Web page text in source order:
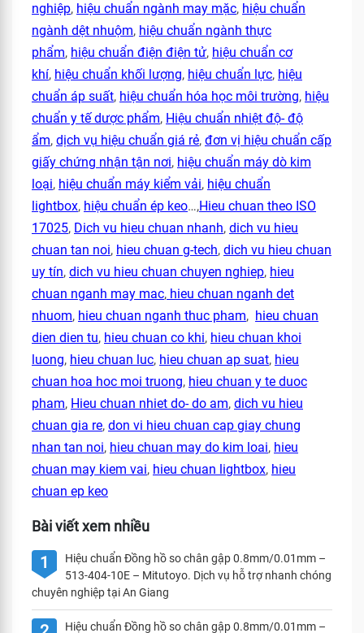
nghiệp, hiệu chuẩn ngành may mặc, hiệu chuẩn
ngành dệt nhuộm, hiệu chuẩn ngành thực
phẩm, hiệu chuẩn điện điện tử, hiệu chuẩn cơ
khí, hiệu chuẩn khối lượng, hiệu chuẩn lực, hiệu
chuẩn áp suất, hiệu chuẩn hóa học môi trường, hiệu
chuẩn y tế dược phẩm, Hiệu chuẩn nhiệt độ- độ
ẩm, dịch vụ hiệu chuẩn giá rẻ, đơn vị hiệu chuẩn cấp
giấy chứng nhận tận nơi, hiệu chuẩn máy dò kim
loại, hiệu chuẩn máy kiểm vải, hiệu chuẩn
lightbox, hiệu chuẩn ép keo…,Hieu chuan theo ISO
17025, Dich vu hieu chuan nhanh, dich vu hieu
chuan tan noi, hieu chuan g-tech, dich vu hieu chuan
uy tín, dich vu hieu chuan chuyen nghiep, hieu
chuan nganh may mac, hieu chuan nganh det
nhuom, hieu chuan nganh thuc pham, hieu chuan
dien dien tu, hieu chuan co khi, hieu chuan khoi
luong, hieu chuan luc, hieu chuan ap suat, hieu
chuan hoa hoc moi truong, hieu chuan y te duoc
pham, Hieu chuan nhiet do- do am, dich vu hieu
chuan gia re, don vi hieu chuan cap giay chung
nhan tan noi, hieu chuan may do kim loai, hieu
chuan may kiem vai, hieu chuan lightbox, hieu
chuan ep keo
Bài viết xem nhiều
1
Hiệu chuẩn Đồng hồ so chân gập 0.8mm/0.01mm –
513-404-10E – Mitutoyo. Dịch vụ hỗ trợ nhanh chóng
chuyên nghiệp tại An Giang
Hiệu chuẩn Đồng hồ so chân gập 0.8mm/0.01mm –